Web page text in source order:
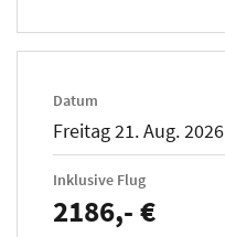
Datum
Freitag 21. Aug. 2026
Inklusive Flug
2186,- €